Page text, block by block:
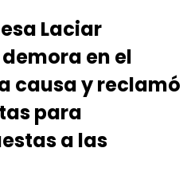
Laciar
en el
causa y reclamó
para
a las